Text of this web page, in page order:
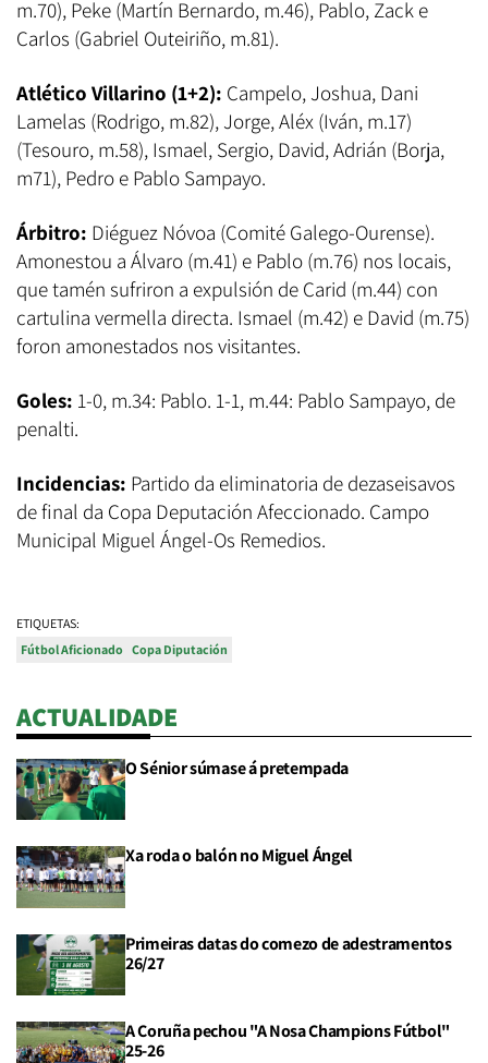
m.70), Peke (Martín Bernardo, m.46), Pablo, Zack e
Carlos (Gabriel Outeiriño, m.81).
Atlético Villarino (1+2): Campelo, Joshua, Dani
Lamelas (Rodrigo, m.82), Jorge, Aléx (Iván, m.17)
(Tesouro, m.58), Ismael, Sergio, David, Adrián (Borja,
m71), Pedro e Pablo Sampayo.
Árbitro: Diéguez Nóvoa (Comité Galego-Ourense).
Amonestou a Álvaro (m.41) e Pablo (m.76) nos locais,
que tamén sufriron a expulsión de Carid (m.44) con
cartulina vermella directa. Ismael (m.42) e David (m.75)
foron amonestados nos visitantes.
Goles: 1-0, m.34: Pablo. 1-1, m.44: Pablo Sampayo, de
penalti.
Incidencias: Partido da eliminatoria de dezaseisavos
de final da Copa Deputación Afeccionado. Campo
Municipal Miguel Ángel-Os Remedios.
ETIQUETAS:
Fútbol Aficionado Copa Diputación
ACTUALIDADE
O Sénior súmase á pretempada
Xa roda o balón no Miguel Ángel
Primeiras datas do comezo de adestramentos
26/27
A Coruña pechou "A Nosa Champions Fútbol"
25-26